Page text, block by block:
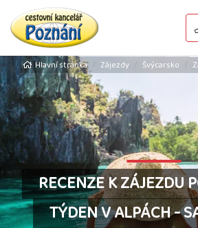
Hlavní stránka Zájezdy Švýcarsko
RECENZE K ZÁJEZDU
TÝDEN V ALPÁCH -